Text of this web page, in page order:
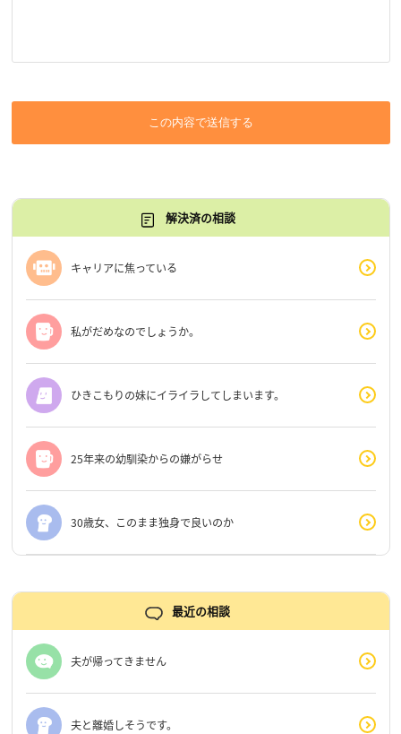
この内容で送信する
解決済の相談
キャリアに焦っている
私がだめなのでしょうか。
ひきこもりの妹にイライラしてしまいます。
25年来の幼馴染からの嫌がらせ
30歳女、このまま独身で良いのか
最近の相談
夫が帰ってきません
夫と離婚しそうです。